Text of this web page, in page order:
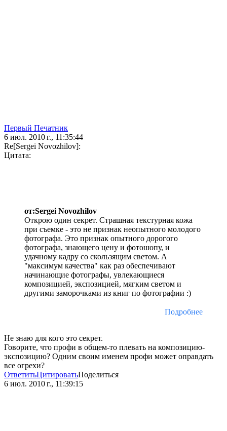
Первый Печатник
6 июл. 2010 г., 11:35:44
Re[Sergei Novozhilov]:
Цитата:
от:Sergei Novozhilov
Открою один секрет. Страшная текстурная кожа
при съемке - это не признак неопытного молодого
фотографа. Это признак опытного дорогого
фотографа, знающего цену и фотошопу, и
удачному кадру со скользящим светом. А
"максимум качества" как раз обеспечивают
начинающие фотографы, увлекающиеся
композицией, экспозицией, мягким светом и
другими заморочками из книг по фотографии :)
Подробнее
Не знаю для кого это секрет.
Говорите, что профи в общем-то плевать на композицию-
экспозицию? Одним своим именем профи может оправдать
все огрехи?
ОтветитьЦитироватьПоделиться
6 июл. 2010 г., 11:39:15